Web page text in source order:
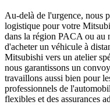
Au-delà de l'urgence, nous
logistique pour votre
dans la région PACA ou au
d'acheter un véhicule à
Mitsubishi vers un atelier
nous garantissons un
travaillons aussi bien pour
professionnels de
flexibles et des assurances